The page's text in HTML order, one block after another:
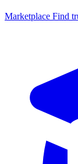
Marketplace Find